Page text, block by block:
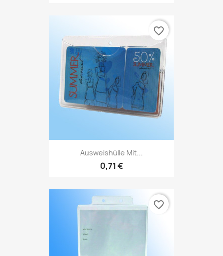
Ausweishülle Mit...
0,71 €
favorite_border
favorite_border